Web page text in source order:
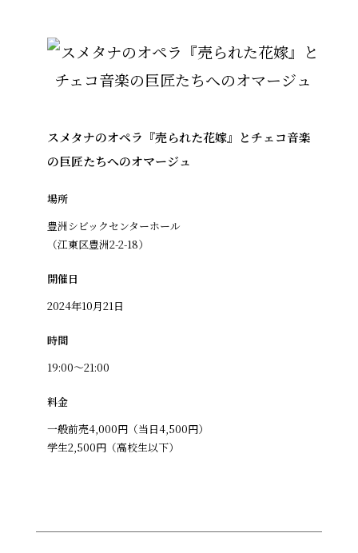
スメタナのオペラ『売られた花嫁』とチェコ音楽
の巨匠たちへのオマージュ
場所
豊洲シビックセンターホール
（江東区豊洲2-2-18）
開催日
2024年10月21日
時間
19:00〜21:00
料金
一般前売4,000円（当日4,500円）
学生2,500円（高校生以下）